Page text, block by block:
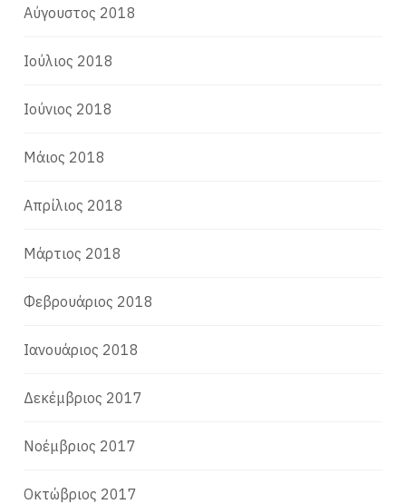
Αύγουστος 2018
Ιούλιος 2018
Ιούνιος 2018
Μάιος 2018
Απρίλιος 2018
Μάρτιος 2018
Φεβρουάριος 2018
Ιανουάριος 2018
Δεκέμβριος 2017
Νοέμβριος 2017
Οκτώβριος 2017